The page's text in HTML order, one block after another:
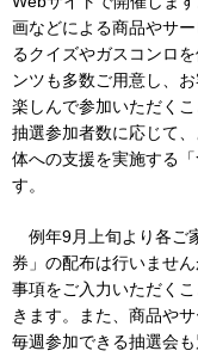
業
画などによる商品やサ
るクイズやガスコンロ
ンツも多数ご用意し、
楽しんで参加いただく
抽選参加者数に応じて
体への支援を実施する
す。
例年9月上旬より各ご
券」の配布は行いませ
事項をご入力いただく
きます。また、商品や
毎週参加できる抽選会